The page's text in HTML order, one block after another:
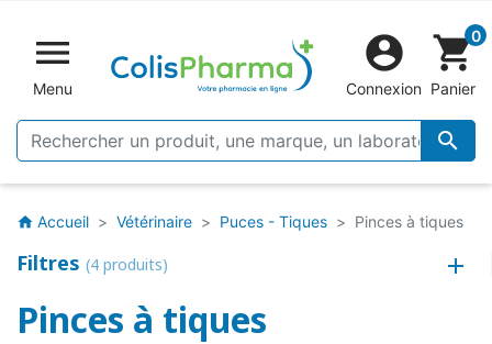

Menu


Connexion
shopping_cart0
Panier
home Accueil Vétérinaire Puces - Tiques Pinces à tiques
Filtres (4 produits)
Pinces à tiques